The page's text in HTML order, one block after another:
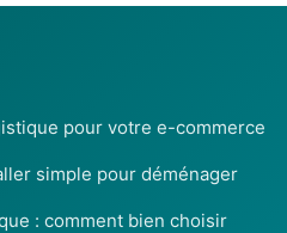
pour votre e-commerce
simple pour déménager
: comment bien choisir